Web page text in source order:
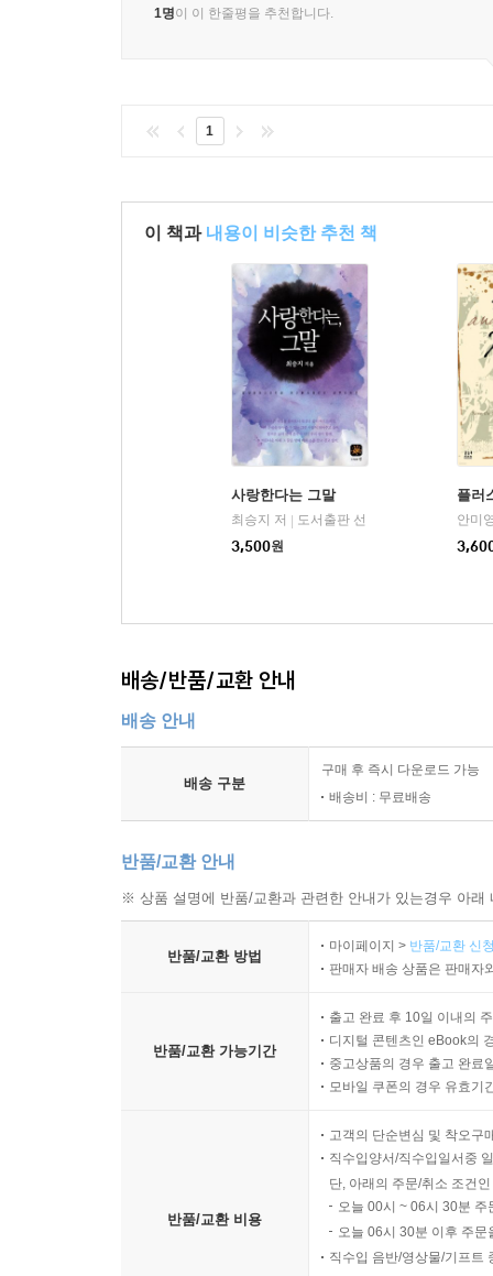
1명이 이 한줄평을 추천합니다.
1
이 책과 내용이 비슷한 추천 책
사랑한다는 그말
최승지 저 | 도서출판 선
3,500원
플러
안미
배송/반품/교환 안내
배송 안내
배송 구분
구매 후 즉시 다운로드 가능
배송비 : 무료배송
반품/교환 안내
※ 상품 설명에 반품/교환과 관련한 안내가 있는경우 아
반품/교환 방법
마이페이지 > 반품/교환 신
판매자 배송 상품은 판매자
반품/교환 가능기간
출고 완료 후 10일 이내의
디지털 콘텐츠인 eBook의
중고상품의 경우 출고 완료
모바일 쿠폰의 경우 유효기
반품/교환 비용
고객의 단순변심 및 착오구
직수입양서/직수입일서중
단, 아래의 주문/취소 조건
오늘 00시 ~ 06시 30분
오늘 06시 30분 이후 주
직수입 음반/영상물/기프트